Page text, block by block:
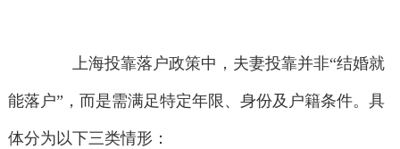
上海投靠落户政策中，夫妻投靠并非“结婚就
能落户”，而是需满足特定年限、身份及户籍条件。具
体分为以下三类情形：